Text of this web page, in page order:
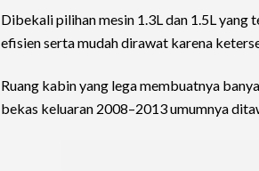
Dibekali pilihan mesin 1.3L dan 1.5L yang
efisien serta mudah dirawat karena
Ruang kabin yang lega membuatnya
bekas keluaran 2008–2013 umumnya